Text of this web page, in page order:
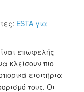
ESTA για
επωφελής
κλείσουν πιο
εισιτήρια
τους. Οι